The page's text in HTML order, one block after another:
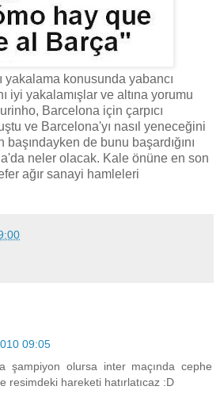
yakalama konusunda yabancı
iyi yakalamışlar ve altına yorumu
Barcelona için çarpıcı
ve Barcelona'yı nasıl yeneceğini
de bunu başardığını
neler olacak. Kale önüne en son
ağır sanayi hamleleri
09:05
şampiyon olursa inter maçında cephe
resimdeki hareketi hatırlatıcaz :D